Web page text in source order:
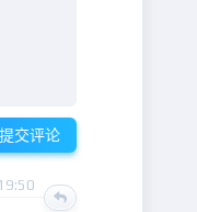
交评论